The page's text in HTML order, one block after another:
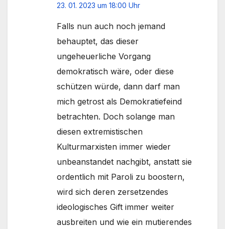
23. 01. 2023 um 18:00 Uhr
Falls nun auch noch jemand
behauptet, das dieser
ungeheuerliche Vorgang
demokratisch wäre, oder diese
schützen würde, dann darf man
mich getrost als Demokratiefeind
betrachten. Doch solange man
diesen extremistischen
Kulturmarxisten immer wieder
unbeanstandet nachgibt, anstatt sie
ordentlich mit Paroli zu boostern,
wird sich deren zersetzendes
ideologisches Gift immer weiter
ausbreiten und wie ein mutierendes